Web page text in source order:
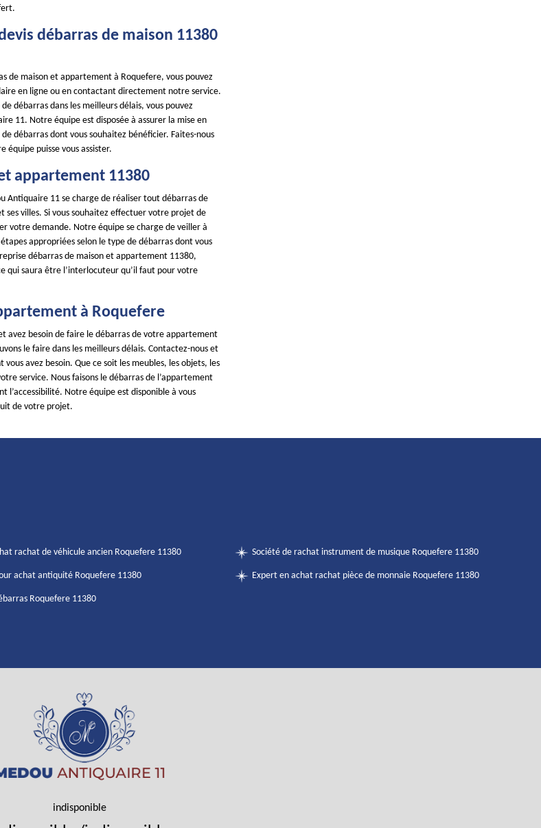
débarras de maison 11380
de maison et appartement à Roquefere, vous pouvez
en ligne ou en contactant directement notre service.
débarras dans les meilleurs délais, vous pouvez
11. Notre équipe est disposée à assurer la mise en
débarras dont vous souhaitez bénéficier. Faites-nous
équipe puisse vous assister.
appartement 11380
Antiquaire 11 se charge de réaliser tout débarras de
ses villes. Si vous souhaitez effectuer votre projet de
votre demande. Notre équipe se charge de veiller à
appropriées selon le type de débarras dont vous
débarras de maison et appartement 11380,
qui saura être l’interlocuteur qu’il faut pour votre
à Roquefere
avez besoin de faire le débarras de votre appartement
le faire dans les meilleurs délais. Contactez-nous et
avez besoin. Que ce soit les meubles, les objets, les
service. Nous faisons le débarras de l’appartement
l’accessibilité. Notre équipe est disponible à vous
de votre projet.
rachat de véhicule ancien Roquefere 11380
achat antiquité Roquefere 11380
Roquefere 11380
Société de rachat instrument de musique Roquefere 11380
Expert en achat rachat pièce de monnaie Roquefere 11380
indisponible